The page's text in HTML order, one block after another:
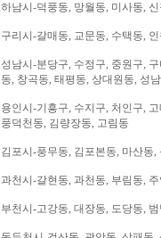
하남시-덕풍동, 망월동, 미사동,
구리시-갈매동, 교문동, 수택동,
성남시-분당구, 수정구, 중원구,
동, 창곡동, 태평동, 상대원동, 성
용인시-기흥구, 수지구, 처인구,
풍덕천동, 김량장동, 고림동
김포시-풍무동, 김포본동, 마산동,
과천시-갈현동, 과천동, 부림동, 주
부천시-고강동, 대장동, 도당동,